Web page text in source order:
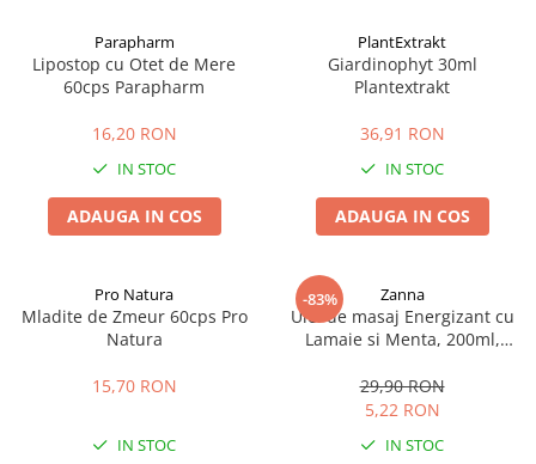
Sanatatea ochilor
Hepato-biliare
Glanda tiroida
Probleme renale
Prostata, urologie
Sistemul osos
Produse naturiste
Antiinflamator
Antitumorale
Indulcitori
Miere
Bomboane
Gume de mestecat
Siropuri, gemuri
Ciocolata
Miere Manuka
Mancare sanatoasa
Leguminoase
Geluri de dus naturale
Vopsele
Produse de uz casnic
Produse pentru bucatarie
Produse igienizare
Deodorante
Igiena orala
Protectie antivirala
Sare de baie
Detergenti Bio
Parapharm
Lipostop cu Otet de Mere
60cps Parapharm
16,20 RON
IN STOC
ADAUGA IN COS
PlantExtrakt
Giardinophyt 30ml
Plantextrakt
36,91 RON
IN STOC
ADAUGA IN COS
Pro Natura
Mladite de Zmeur 60cps Pro
Natura
15,70 RON
IN STOC
-83% Zanna
Ulei de masaj Energizant cu
Lamaie si Menta, 200ml,
29,90 RON
5,22 RON
IN STOC